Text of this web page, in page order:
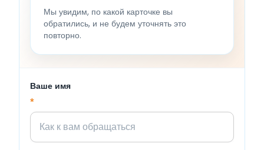
Мы увидим, по какой карточке вы
обратились, и не будем уточнять это
повторно.
Ваше имя
*